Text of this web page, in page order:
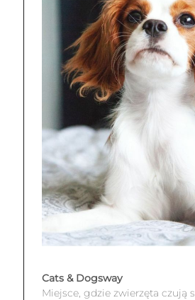
Cats & Dogsway
Miejsce, gdzie zwierzęta czują